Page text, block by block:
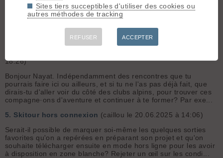
Salut Jeroen. Si tu penses toujours à développer des
fonctionnalités hors ligne pour Skitour, j'aimerais pouvoir entrer
zone blanche. Comme ça, je pourrais poster des conditions et
18:26)
Bonjour Nayat. Indépendamment des rencontres que tu
pourrais faire ici ou ailleurs, et si tu ne l'as pas déjà fait, que
dirais-tu d'aller voir du côté des clubs alpins, pour trouver ces
compagne·ons d'aventure et continuer à te former? Par exe...
5. Skitour hors connexion (caillou le 20.06.2025 à 14:06)
Serait-il possible de marquer soi-même les quelques sorties
favorites qu'on a repérées en préparant son projet et qu'on
souhaite télécharger ensuite en mode hors ligne pour les avoir
à disposition en zone blanche? Rejeter un œil sur les condi...
Sites tiers succeptibles d'utiliser des cookies ou
autres méthodes de tracking
REFUSER ACCEPTER